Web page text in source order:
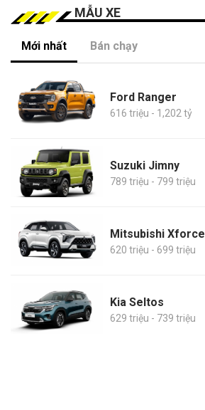
MẪU XE
Mới nhất Bán chạy
Ford Ranger
616 triệu - 1,202 tỷ
Suzuki Jimny
789 triệu - 799 triệu
Mitsubishi Xforce
620 triệu - 699 triệu
Kia Seltos
629 triệu - 739 triệu